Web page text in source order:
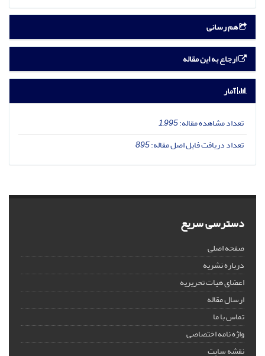
هم رسانی
ارجاع به این مقاله
آمار
تعداد مشاهده مقاله:1,995
تعداد دریافت فایل اصل مقاله:895
دسترسی سریع
صفحه اصلی
درباره نشریه
اعضای هیات تحریریه
ارسال مقاله
تماس با ما
واژه نامه اختصاصی
نقشه سایت